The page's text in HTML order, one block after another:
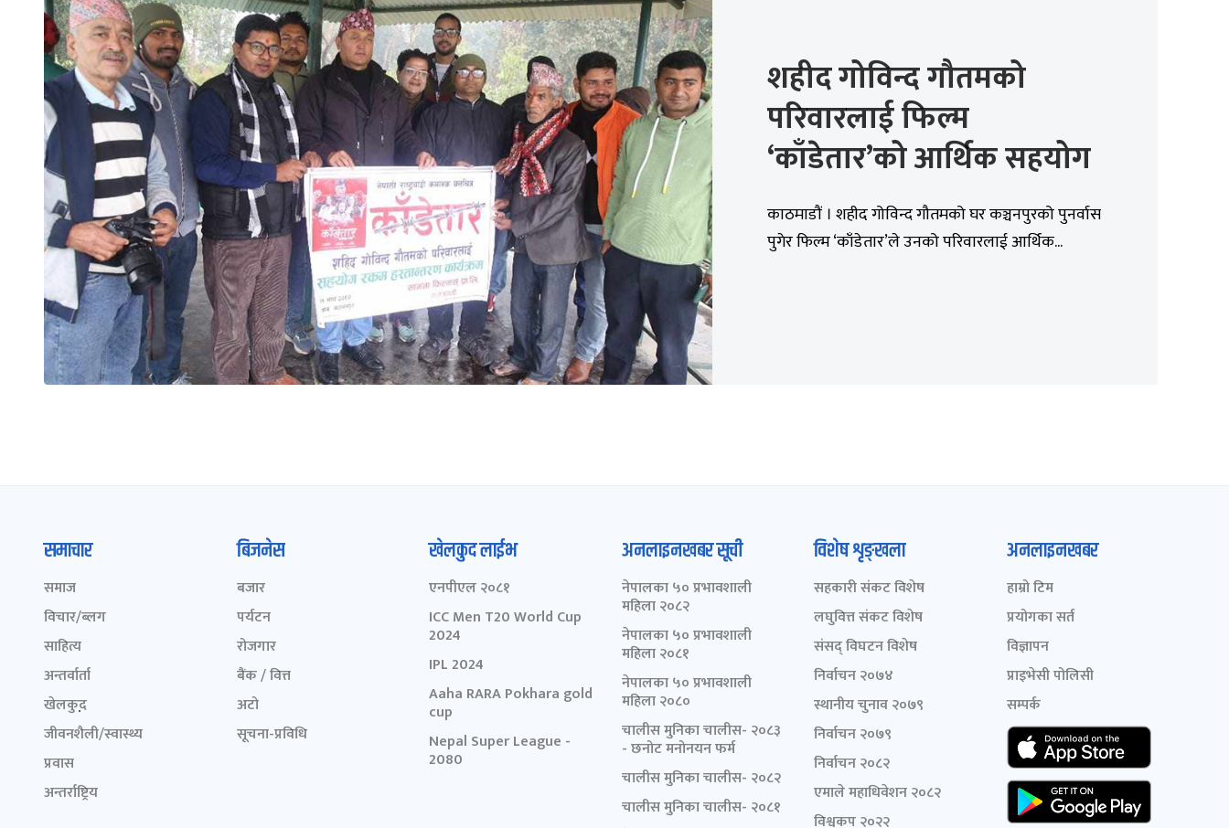
शहीद गोविन्द गौतमको
परिवारलाई फिल्म
‘काँडेतार’को आर्थिक सहयोग
काठमाडौं । शहीद गोविन्द गौतमको घर कञ्चनपुरको पुनर्वास
पुगेर फिल्म ‘काँडेतार’ले उनको परिवारलाई आर्थिक...
समाचार
समाज
विचार/ब्लग
साहित्य
अन्तर्वार्ता
खेलकुद़़
जीवनशैली/स्वास्थ्य
प्रवास
अन्तर्राष्ट्रिय
बिजनेस
बजार
पर्यटन
रोजगार
बैंक / वित्त
अटो
सूचना-प्रविधि
खेलकुद लाईभ
एनपीएल २०८१
ICC Men T20 World Cup
2024
IPL 2024
Aaha RARA Pokhara gold
cup
Nepal Super League -
2080
अनलाइनखबर सूची
नेपालका ५० प्रभावशाली
महिला २०८२
नेपालका ५० प्रभावशाली
महिला २०८१
नेपालका ५० प्रभावशाली
महिला २०८०
चालीस मुनिका चालीस- २०८३
- छनोट मनोनयन फर्म
चालीस मुनिका चालीस- २०८२
चालीस मुनिका चालीस- २०८१
विशेष शृङ्खला
सहकारी संकट विशेष
लघुवित्त संकट विशेष
संसद् विघटन विशेष
निर्वाचन २०७४
स्थानीय चुनाव २०७९
निर्वाचन २०७९
निर्वाचन २०८२
एमाले महाधिवेशन २०८२
विश्वकप २०२२
अनलाइनखबर
हाम्रो टिम
प्रयोगका सर्त
विज्ञापन
प्राइभेसी पोलिसी
सम्पर्क